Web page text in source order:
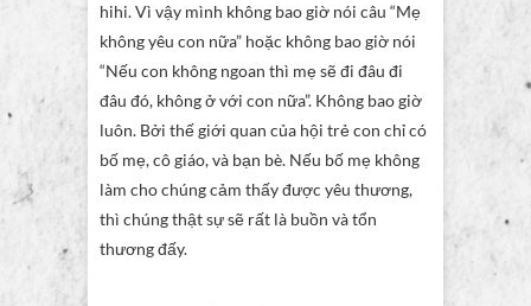
hihi. Vì vậy mình không bao giờ nói câu “Mẹ
không yêu con nữa” hoặc không bao giờ nói
“Nếu con không ngoan thì mẹ sẽ đi đâu đi
đâu đó, không ở với con nữa”. Không bao giờ
luôn. Bởi thế giới quan của hội trẻ con chỉ có
bố mẹ, cô giáo, và bạn bè. Nếu bố mẹ không
làm cho chúng cảm thấy được yêu thương,
thì chúng thật sự sẽ rất là buồn và tổn
thương đấy.